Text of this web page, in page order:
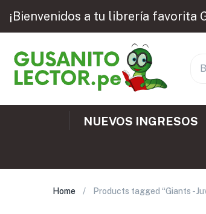
¡Bienvenidos a tu librería favorita
NUEVOS INGRESOS
Home Products tagged “Giants -